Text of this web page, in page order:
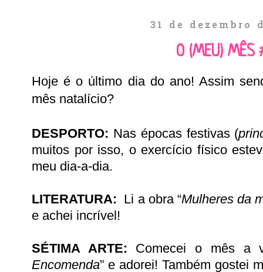
31 de dezembro
O (MEU) MÊS
Hoje é o último dia do ano! Assim
mês natalício?
DESPORTO: Nas épocas festivas (
muitos por isso, o exercício físico
meu dia-a-dia.
LITERATURA: Li a obra “Mulheres da
e achei incrível!
SÉTIMA ARTE: Comecei o mês a
Encomenda” e adorei! Também gostei